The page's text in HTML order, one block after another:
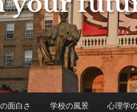
面白さ 学校の風景 心理学